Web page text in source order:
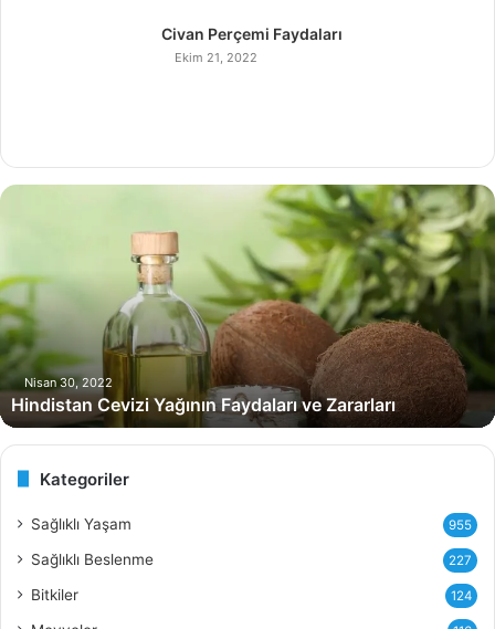
Civan Perçemi Faydaları
Ekim 21, 2022
H
i
s
t
a
e
Nisan 30, 2022
Hindistan Cevizi Yağının Faydaları ve Zararları
Kategoriler
Sağlıklı Yaşam 955
Sağlıklı Beslenme 227
Bitkiler 124